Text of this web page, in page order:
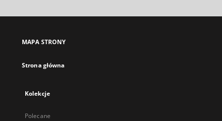
MAPA STRONY
Strona główna
Kolekcje
Polecane